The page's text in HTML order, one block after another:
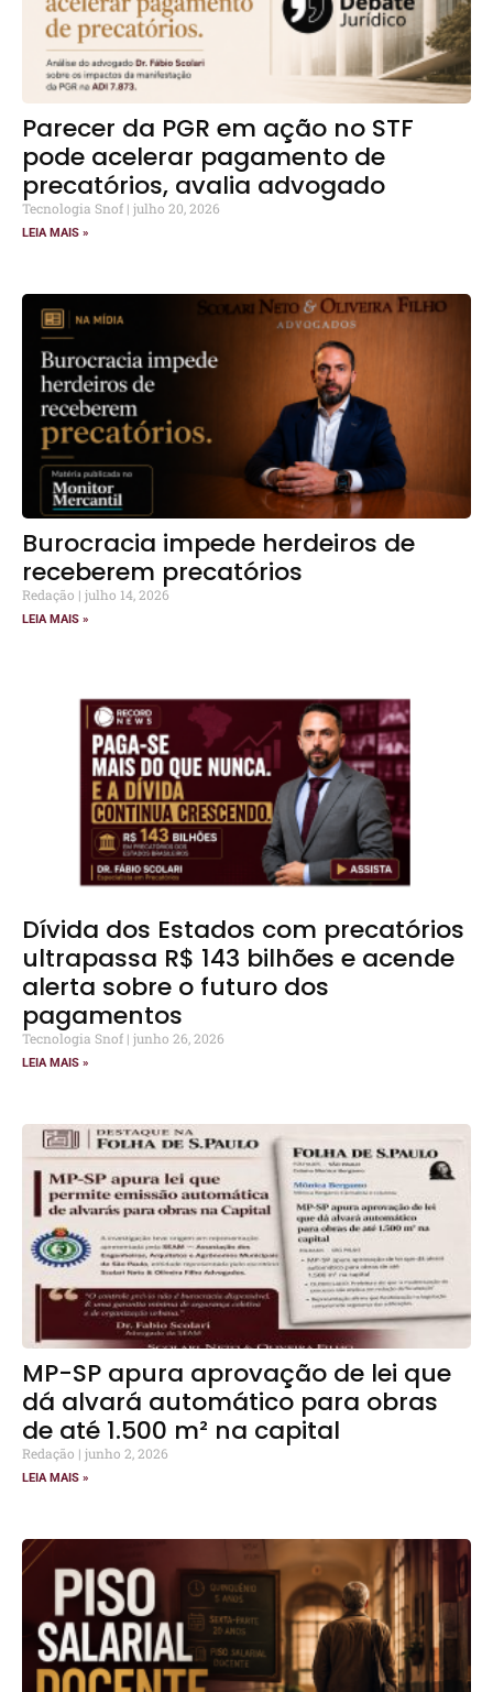
Parecer da PGR em ação no STF
pode acelerar pagamento de
precatórios, avalia advogado
Tecnologia Snof julho 20, 2026
LEIA MAIS »
Burocracia impede herdeiros de
receberem precatórios
Redação julho 14, 2026
LEIA MAIS »
Dívida dos Estados com precatórios
ultrapassa R$ 143 bilhões e acende
alerta sobre o futuro dos
pagamentos
Tecnologia Snof junho 26, 2026
LEIA MAIS »
MP-SP apura aprovação de lei que
dá alvará automático para obras
de até 1.500 m² na capital
Redação junho 2, 2026
LEIA MAIS »